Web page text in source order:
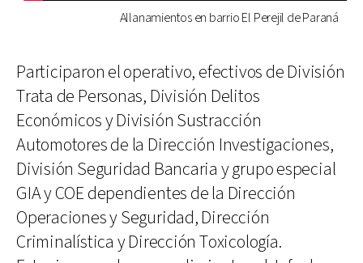
Allanamientos en barrio El Perejil de Paraná
Participaron el operativo, efectivos de División
Trata de Personas, División Delitos
Económicos y División Sustracción
Automotores de la Dirección Investigaciones,
División Seguridad Bancaria y grupo especial
GIA y COE dependientes de la Dirección
Operaciones y Seguridad, Dirección
Criminalística y Dirección Toxicología.